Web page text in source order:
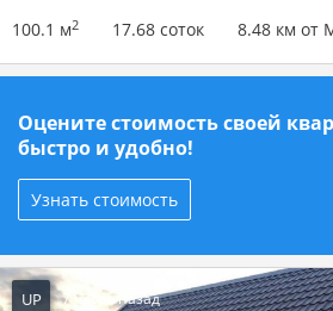
100.1 м2 17.68 соток 8.48 км от
Оцените стоимость своей
быстро и удобно!
Узнать стоимость
UP 7 часов назад